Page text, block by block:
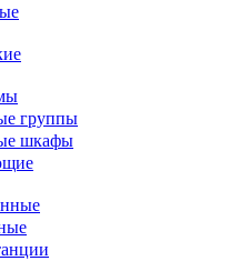
группы
шкафы